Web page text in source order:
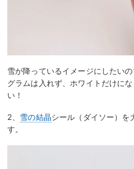
雪が降っているイメージにしたい
グラムは入れず、ホワイトだけに
い！
2、 雪の結晶シール（ダイソー）を
す。